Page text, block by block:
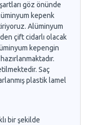
göz önünde
kepenk
Alüminyum
çift cidarlı olacak
kepengin
Saç
plastik lamel
bir şekilde